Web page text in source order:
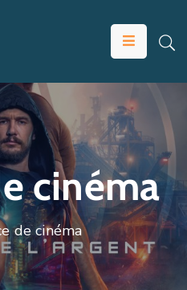
cinéma
de cinéma